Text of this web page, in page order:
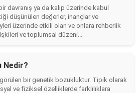
davranış ya da kalıp üzerinde kabul
düşünülen değerler, inançlar ve
üzerinde etkili olan ve onlara rehberlik
ve toplumsal düzeni...
Nedir?
bir genetik bozukluktur. Tipik olarak
ve fiziksel özelliklerde farklılıklara